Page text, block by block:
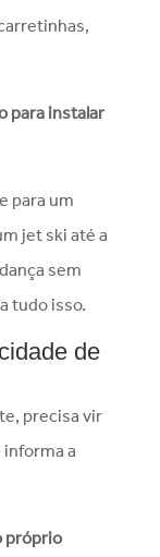
para instalar
para um
jet ski até a
sem
tudo isso.
de
precisa vir
a
próprio